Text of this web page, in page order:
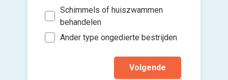
Schimmels of huiszwammen
behandelen
Ander type ongedierte bestrijden
Volgende